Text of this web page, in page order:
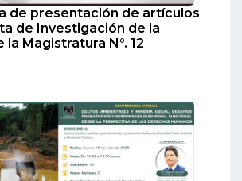
de presentación de artículos
de Investigación de la
Magistratura N°. 12